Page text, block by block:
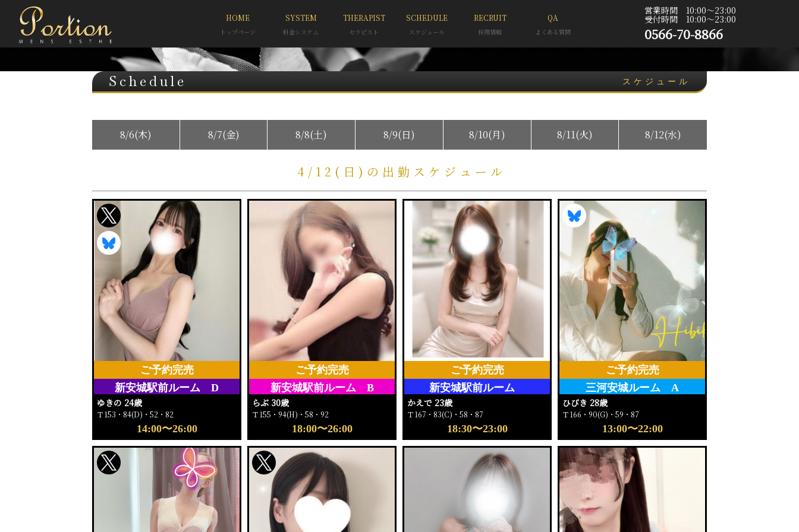
HOME
トップページ
SYSTEM
料金システム
THERAPIST
セラピスト
SCHEDULE
スケジュール
RECRUIT
採用情報
QA
よくある質問
営業時間 10:00〜23:00
受付時間 10:00〜23:00
0566-70-8866
Schedule スケジュール
8/6(木) 8/7(金) 8/8(土) 8/9(日) 8/10(月) 8/11(火) 8/12(水)
4/12(日)の出勤スケジュール
新安城駅前ルーム D
ご予約完売
ゆきの 24歳
Ｔ153・84(D)・52・82
14:00〜26:00
新安城駅前ルーム B
ご予約完売
らぶ 30歳
Ｔ155・94(H)・58・92
18:00〜26:00
新安城駅前ルーム
ご予約完売
かえで 23歳
Ｔ167・83(C)・58・87
18:30〜23:00
三河安城ルーム A
ご予約完売
ひびき 28歳
Ｔ166・90(G)・59・87
13:00〜22:00